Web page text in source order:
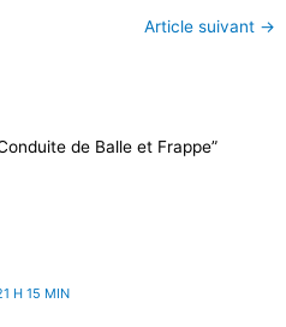
Article suivant →
de Balle et Frappe”
H 15 MIN